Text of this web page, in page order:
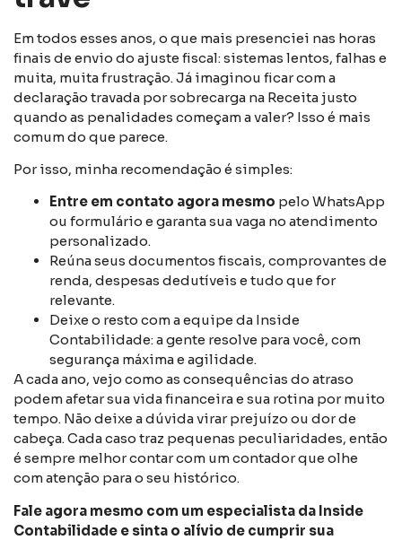
Em todos esses anos, o que mais presenciei nas horas
finais de envio do ajuste fiscal: sistemas lentos, falhas e
muita, muita frustração. Já imaginou ficar com a
declaração travada por sobrecarga na Receita justo
quando as penalidades começam a valer? Isso é mais
comum do que parece.
Por isso, minha recomendação é simples:
Entre em contato agora mesmo pelo WhatsApp
ou formulário e garanta sua vaga no atendimento
personalizado.
Reúna seus documentos fiscais, comprovantes de
renda, despesas dedutíveis e tudo que for
relevante.
Deixe o resto com a equipe da Inside
Contabilidade: a gente resolve para você, com
segurança máxima e agilidade.
A cada ano, vejo como as consequências do atraso
podem afetar sua vida financeira e sua rotina por muito
tempo. Não deixe a dúvida virar prejuízo ou dor de
cabeça. Cada caso traz pequenas peculiaridades, então
é sempre melhor contar com um contador que olhe
com atenção para o seu histórico.
Fale agora mesmo com um especialista da Inside
Contabilidade e sinta o alívio de cumprir sua